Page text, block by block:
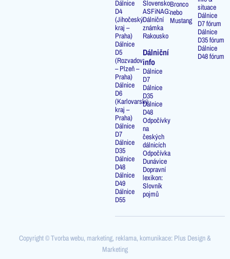
Dálnice
D4
(Jihočeský
kraj –
Praha)
Dálnice
D5
(Rozvadov
– Plzeň –
Praha)
Dálnice
D6
(Karlovarský
kraj –
Praha)
Dálnice
D7
Dálnice
D35
Dálnice
D48
Dálnice
D49
Dálnice
D55
Slovensko
ASFiNAG:
Dálniční
známka
Rakousko
Dálniční
info
Dálnice
D7
Dálnice
D35
Dálnice
D48
Odpočívky
na
českých
dálnicích
Odpočívka
Dunávice
Dopravní
lexikon:
Slovník
pojmů
Bronco
nebo
Mustang
situace
Dálnice
D7 fórum
Dálnice
D35 fórum
Dálnice
D48 fórum
Copyright © Tvorba webu, marketing, reklama, komunikace: Plus Design &
Marketing